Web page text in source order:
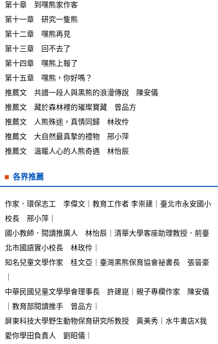
第十章　到嘿熊家作客
第十一章　研究一隻熊
第十二章　嘿熊再見
第十三章　回不去了
第十四章　嘿熊上報了
第十五章　嘿熊，你好嗎？
推薦文　共譜一段人與黑熊的浪漫傳說　陳安儀
推薦文　藏於森林裡的璀璨寶藏　曾品方
推薦文　人熊殊途，真情同歸　林玫伶
推薦文　大自然最真摯的禮物　邢小萍
推薦文　溫暖人心的人熊奇遇　林怡辰
各界推薦
作家．環保志工　李偉文｜教育工作者 李崇建｜臺北市永安國小
校長　邢小萍｜
國小教師．閱讀推廣人　林怡辰｜清華大學客座助理教授．前臺
北市國語實小校長　林玫伶｜
知名兒童文學作家　桂文亞｜臺灣黑熊保育協會祕書長　張晉豪
中華民國兒童文學學會理事長　許建崑｜親子專欄作家　陳安儀
｜教育部閱讀推手　曾品方｜
屏東科技大學野生動物保育研究所教授　黃美秀｜水牛書店X我
愛你學田負責人　劉昭儀｜